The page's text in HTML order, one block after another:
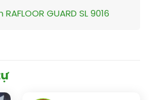
GUARD SL 9016